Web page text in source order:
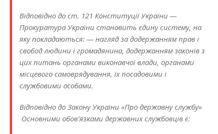
Відповідно до ст. 121 Конституції України —
Прокуратура України становить єдину систему, на
яку покладаються: — нагляд за додержанням прав і
свобод людини і громадянина, додержанням законів з
цих питань органами виконавчої влади, органами
місцевого самоврядування, їх посадовими і
службовими особами.
Відповідно до Закону України «Про державну службу»
Основними обов’язками державних службовців є: